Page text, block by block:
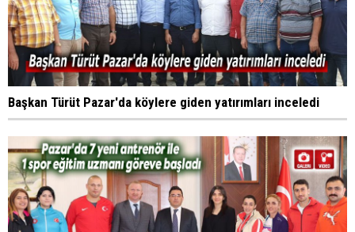
Başkan Türüt Pazar'da köylere giden yatırımları inceledi